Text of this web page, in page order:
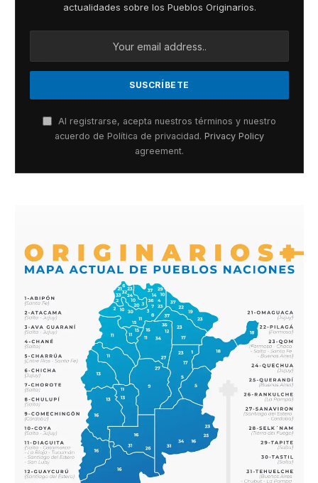
actualidades sobre los Pueblos Originarios.
Al registrarse, acepta nuestros términos y nuestro
acuerdo de Política de privacidad. Privacy Policy
agreement.